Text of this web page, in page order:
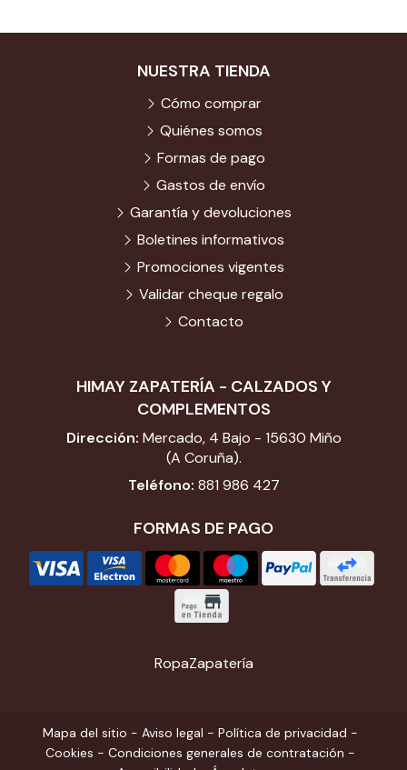
HIMAY ZAPATERÍA - CALZADOS Y
COMPLEMENTOS
Dirección: Mercado, 4 Bajo - 15630 Miño
(A Coruña).
Teléfono: 881 986 427
FORMAS DE PAGO
NUESTRA TIENDA
Cómo comprar
Quiénes somos
Formas de pago
Gastos de envío
Garantía y devoluciones
Boletines informativos
Promociones vigentes
Validar cheque regalo
Contacto
RopaZapatería
Mapa del sitio - Aviso legal - Política de privacidad -
Cookies - Condiciones generales de contratación -